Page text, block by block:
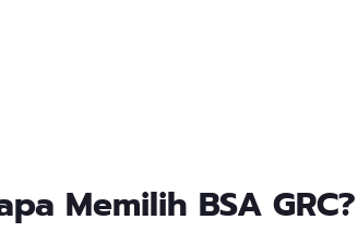
Memilih BSA GRC?